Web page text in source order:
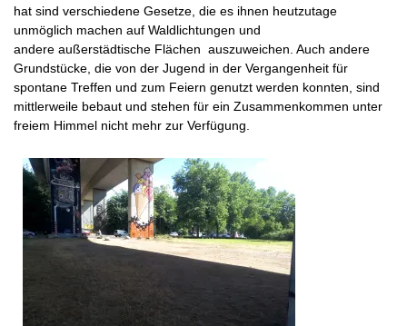
hat sind verschiedene Gesetze, die es ihnen heutzutage
unmöglich machen auf Waldlichtungen und
andere außerstädtische Flächen auszuweichen. Auch andere
Grundstücke, die von der Jugend in der Vergangenheit für
spontane Treffen und zum Feiern genutzt werden konnten, sind
mittlerweile bebaut und stehen für ein Zusammenkommen unter
freiem Himmel nicht mehr zur Verfügung.